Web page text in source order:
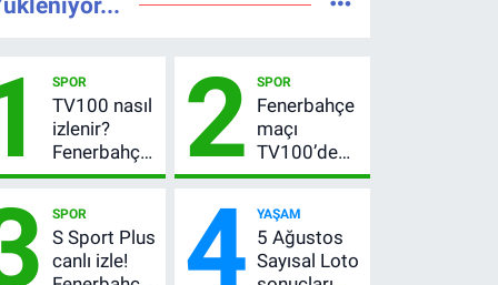
SPOR
TV100 nasıl
izlenir?
Fenerbahçe-
Sturm Graz
şifresiz
canlı yayın
bilgileri
2 SPOR
Fenerbahçe
maçı
TV100’de
mi? Sturm
hangi
kanalda,
saat kaçta?
SPOR
S Sport Plus
canlı izle!
4 YAŞAM
5 Ağustos
Sayısal Loto